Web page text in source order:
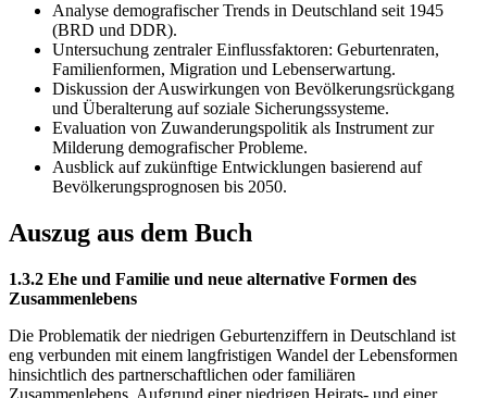
Analyse demografischer Trends in Deutschland seit 1945
(BRD und DDR).
Untersuchung zentraler Einflussfaktoren: Geburtenraten,
Familienformen, Migration und Lebenserwartung.
Diskussion der Auswirkungen von Bevölkerungsrückgang
und Überalterung auf soziale Sicherungssysteme.
Evaluation von Zuwanderungspolitik als Instrument zur
Milderung demografischer Probleme.
Ausblick auf zukünftige Entwicklungen basierend auf
Bevölkerungsprognosen bis 2050.
Auszug aus dem Buch
1.3.2 Ehe und Familie und neue alternative Formen des
Zusammenlebens
Die Problematik der niedrigen Geburtenziffern in Deutschland ist
eng verbunden mit einem langfristigen Wandel der Lebensformen
hinsichtlich des partnerschaftlichen oder familiären